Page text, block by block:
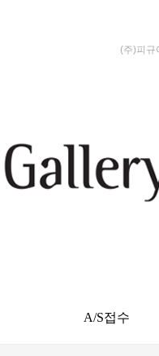
(주)피규
A/S접수